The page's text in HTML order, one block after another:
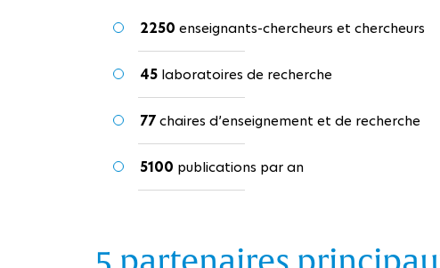
2250 enseignants-chercheurs et chercheurs
45 laboratoires de recherche
77chaires d’enseignement et de recherche
5100 publications par an